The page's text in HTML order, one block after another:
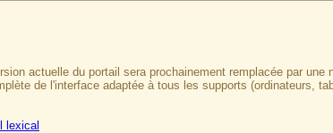
actuelle du portail sera prochainement remplacée par une
de l'interface adaptée à tous les supports (ordinateurs,
lexical